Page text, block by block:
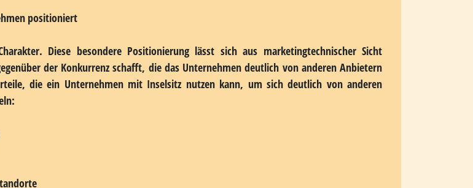
Regionale Wirtschaftsförderungen und die Industrie- und Handelskammern bieten
sich in der komplexen Förderlandschaft zurechtzufinden und passende Programme
manchen Inseln durchaus wettbewerbsfähig. Geringere Miet- und Immobilienpreise
kompensieren. Die topografische Gliederung einer Insel wie Helgoland in
Lagen für verschiedene Geschäftstypen. Personalkosten können ebenfalls niedriger
wird. Allerdings müssen Logistikaufwendungen und Reisekosten sorgfältig